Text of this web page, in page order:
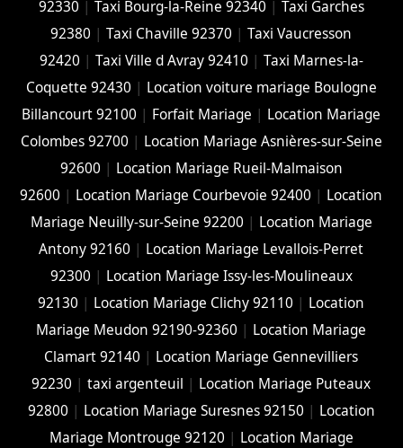
92330 | Taxi Bourg-la-Reine 92340 | Taxi Garches
92380 |Taxi Chaville 92370 |Taxi Vaucresson
92420 | Taxi Ville d Avray 92410 | Taxi Marnes-la-
Coquette 92430 | Location voiture mariage Boulogne
Billancourt 92100 | Forfait Mariage | Location Mariage
Colombes 92700 | Location Mariage Asnières-sur-Seine
92600 | Location Mariage Rueil-Malmaison
92600 | Location Mariage Courbevoie 92400 | Location
Mariage Neuilly-sur-Seine 92200 | Location Mariage
Antony 92160 | Location Mariage Levallois-Perret
92300 | Location Mariage Issy-les-Moulineaux
92130 | Location Mariage Clichy 92110 | Location
Mariage Meudon 92190-92360 | Location Mariage
Clamart 92140 | Location Mariage Gennevilliers
92230 |taxi argenteuil | Location Mariage Puteaux
92800 | Location Mariage Suresnes 92150 | Location
Mariage Montrouge 92120 | Location Mariage